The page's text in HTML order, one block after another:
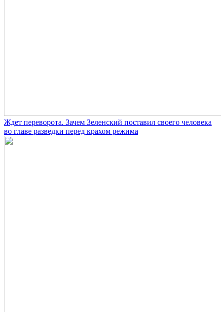
Ждет переворота. Зачем Зеленский поставил своего человека
во главе разведки перед крахом режима